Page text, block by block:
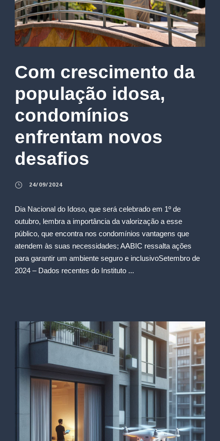
Com crescimento da
população idosa,
condomínios
enfrentam novos
desafios
24/09/2024
Dia Nacional do Idoso, que será celebrado em 1º de
outubro, lembra a importância da valorização a esse
público, que encontra nos condomínios vantagens que
atendem às suas necessidades; AABIC ressalta ações
para garantir um ambiente seguro e inclusivoSetembro de
2024 – Dados recentes do Instituto ...